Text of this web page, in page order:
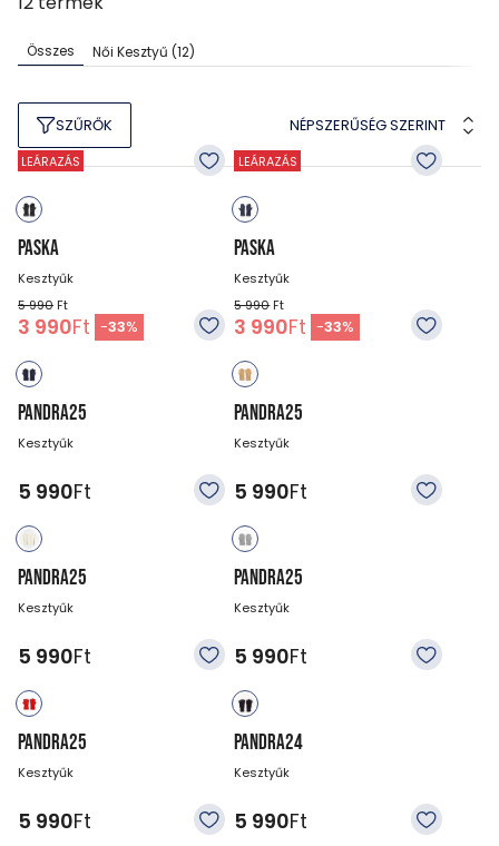
Összes Női Kesztyű (12)
SZŰRŐK NÉPSZERŰSÉG SZERINT
LEÁRAZÁS
PASKA
Kesztyűk
5 990 Ft
3 990Ft -33%
LEÁRAZÁS
PASKA
Kesztyűk
5 990Ft
3 990Ft -33%
PANDRA25
Kesztyűk
5 990Ft
PANDRA25
Kesztyűk
5 990Ft
PANDRA25
Kesztyűk
5 990Ft
PANDRA25
Kesztyűk
5 990Ft
PANDRA25
Kesztyűk
5 990Ft
PANDRA24
Kesztyűk
5 990Ft